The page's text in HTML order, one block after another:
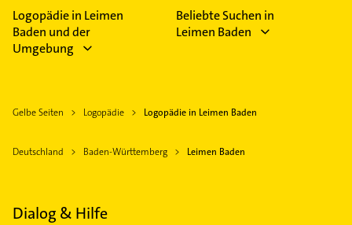
Logopädie in Leimen
Baden und der
Umgebung
Beliebte Suchen in
Leimen Baden
Gelbe Seiten Logopädie Logopädie in Leimen Baden
Deutschland Baden-Württemberg Leimen Baden
Dialog & Hilfe